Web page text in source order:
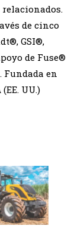
de cinco
GSI®,
de Fuse®
en
UU.)